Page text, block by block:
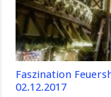
Faszination
02.12.2017